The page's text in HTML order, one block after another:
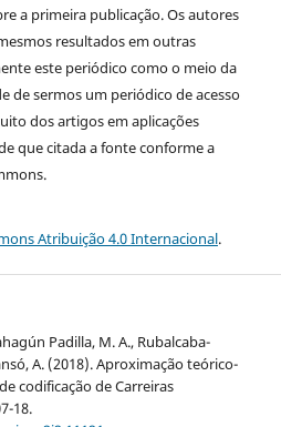
a primeira publicação. Os autores
resultados em outras
este periódico como o meio da
de sermos um periódico de acesso
dos artigos em aplicações
que citada a fonte conforme a
Atribuição 4.0 Internacional.
Padilla, M. A., Rubalcaba-
A. (2018). Aproximação teórico-
codificação de Carreiras
18.